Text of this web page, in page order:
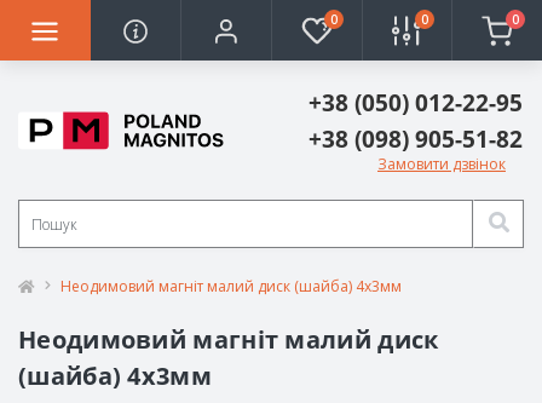
0 0 0
+38 (050) 012-22-95
+38 (098) 905-51-82
Замовити дзвінок
Неодимовий магніт малий диск (шайба) 4х3мм
Неодимовий магніт малий диск
(шайба) 4х3мм